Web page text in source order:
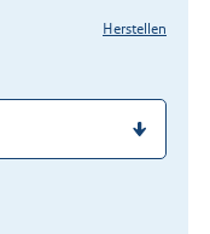
Herstellen